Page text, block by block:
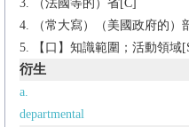
（法國等的）省[C]
（常大寫）（美國政府的
【口】知識範圍；活動領域
衍生
a.
departmental